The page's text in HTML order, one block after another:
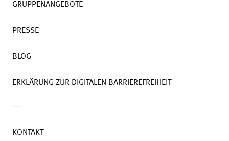
GRUPPENANGEBOTE
PRESSE
BLOG
ERKLÄRUNG ZUR DIGITALEN BARRIEREFREIHEIT
KONTAKT